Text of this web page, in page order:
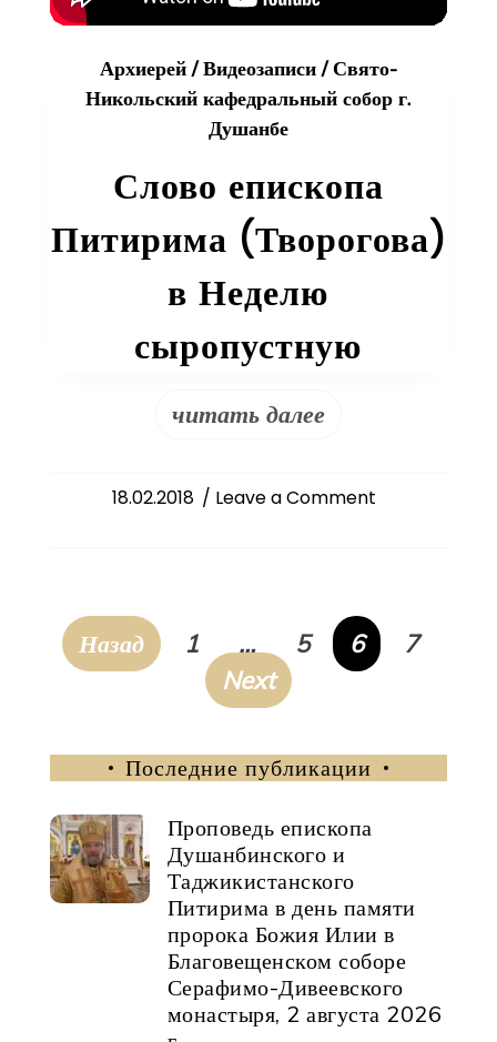
Архиерей/Видеозаписи/Свято-
Никольский кафедральный собор г.
Душанбе
Слово епископа
Питирима (Творогова)
в Неделю
сыропустную
читать далее
18.02.2018 / Leave a Comment
в
Неделю
Пагинация
записей
Назад 1 … 5 6
7
Next
Последние публикации
Проповедь епископа
Душанбинского и
Таджикистанского
Питирима в день памяти
пророка Божия Илии в
Благовещенском соборе
Серафимо-Дивеевского
монастыря, 2 августа 2026